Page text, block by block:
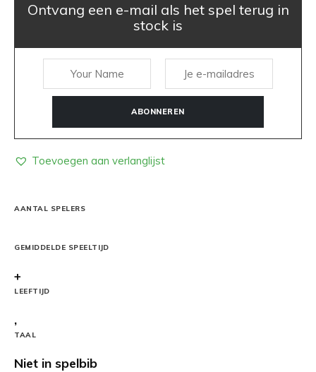
Ontvang een e-mail als het spel terug in
stock is
ABONNEREN
Toevoegen aan verlanglijst
AANTAL SPELERS
GEMIDDELDE SPEELTIJD
+
LEEFTIJD
,
TAAL
Niet in spelbib